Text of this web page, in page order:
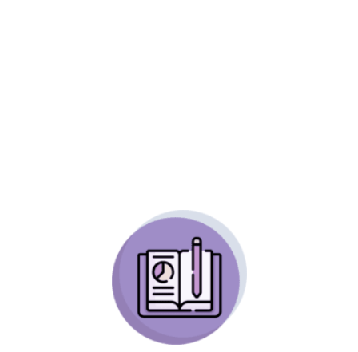
Publicaciones y divulgación, de nuestra
producción teórica (Artículos del magazine:
Reflexiones educativas acerca de la muerte y
el morir y libros) así como elaboración de
guías educativas, cartillas, protocolos
educativos (para el personal de salud) y
material audiovisual, para la inclusión de la